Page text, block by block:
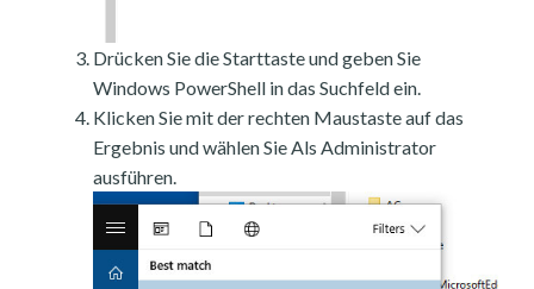
Drücken Sie die Starttaste und geben Sie
Windows PowerShell in das Suchfeld ein.
Klicken Sie mit der rechten Maustaste auf das
Ergebnis und wählen Sie Als Administrator
ausführen.